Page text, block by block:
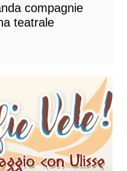
compagnie
teatrale